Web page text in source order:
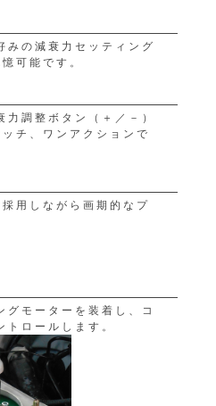
みの減衰力セッティング
可能です。
調整ボタン（＋／－）
チ、ワンアクションで
用しながら画期的なプ
モーターを装着し、コ
ロールします。